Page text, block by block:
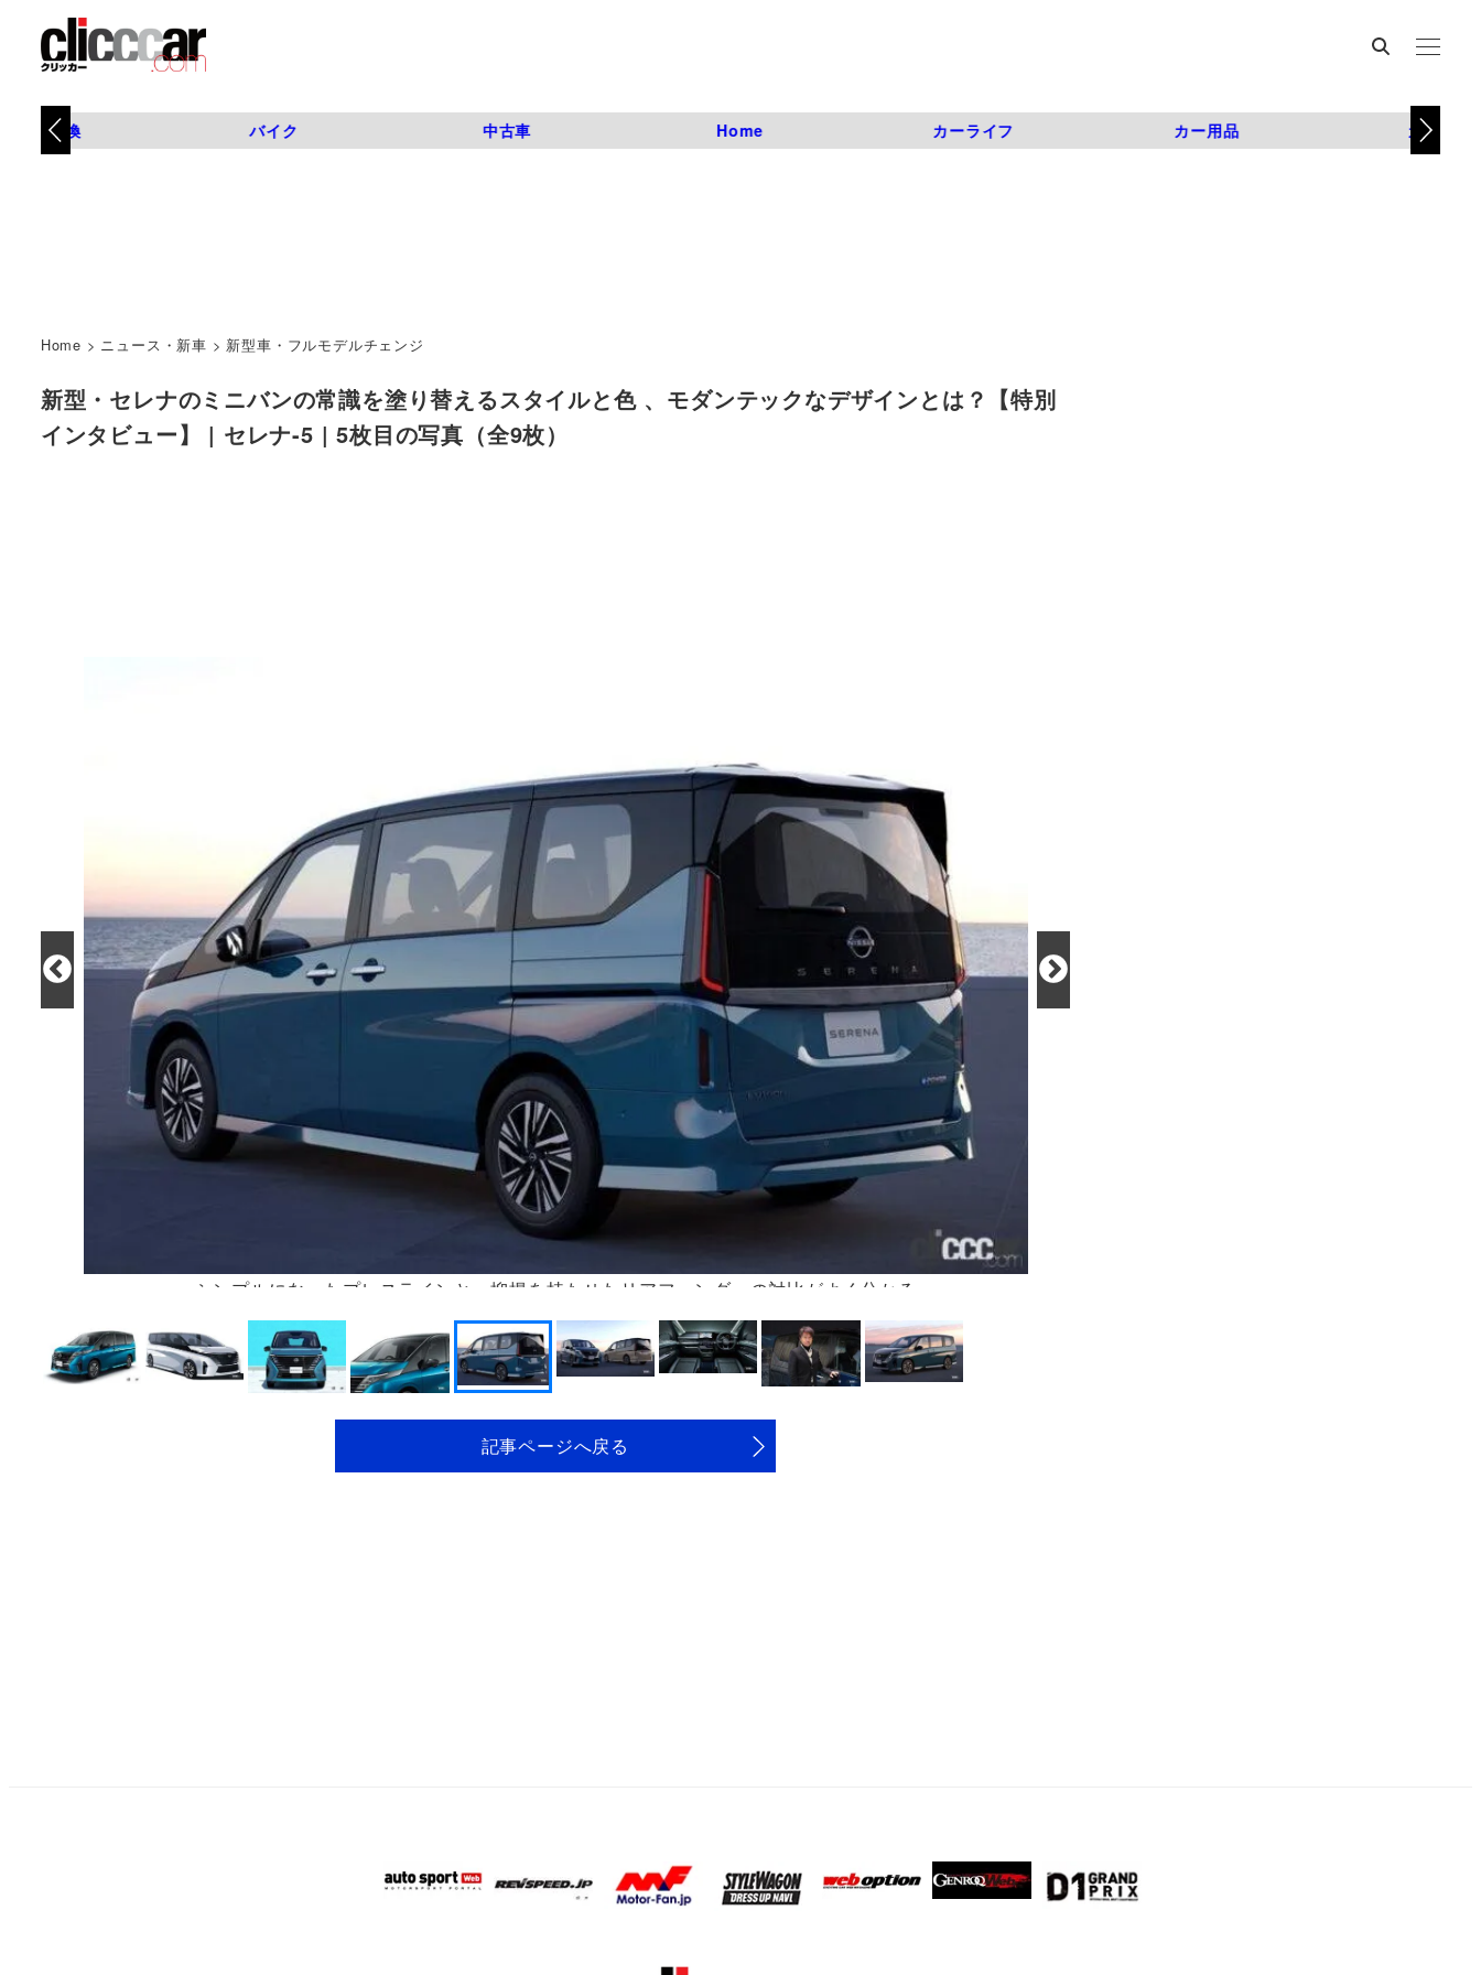
タイヤ交換 バイク 中古車 Home カーライフ カー用品 カスタム
Home > ニュース・新車 > 新型車・フルモデルチェンジ
新型・セレナのミニバンの常識を塗り替えるスタイルと色 、モダンテックなデザインとは？【特別
インタビュー】 | セレナ-5 | 5枚目の写真（全9枚）
シンプルになったプレスラインと、抑揚を持たせたリアフェンダーの対比がよく分かる
記事ページへ戻る